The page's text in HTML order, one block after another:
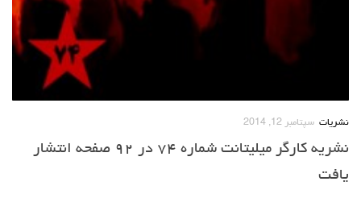
نشریات سپتامبر 12, 2014
نشریه کارگر میلیتانت شماره ۷۴ در ۹۲ صفحه انتشار
یافت